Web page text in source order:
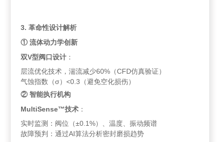
3. 革命性设计解析
① 流体动力学创新
双V型阀口设计 ：
层流优化技术，湍流减少60%（CFD仿真验证）
气蚀指数（σ）<0.3（避免空化损伤）
② 智能执行机构
MultiSense™技术 ：
实时监测：阀位（±0.1%）、温度、振动频谱
故障预判：通过AI算法分析密封磨损趋势